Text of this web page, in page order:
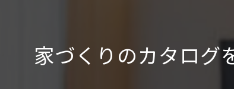
家づくりのカタログ